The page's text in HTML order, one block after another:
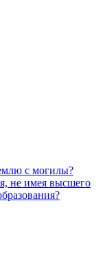
с могилы?
не имея высшего